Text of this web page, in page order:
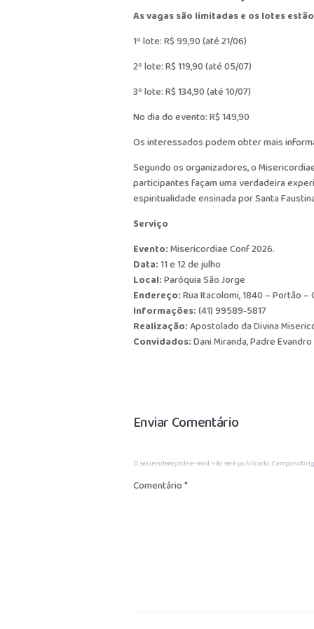
As vagas são limitadas e os lotes
1º lote: R$ 99,90 (até 21/06)
2º lote: R$ 119,90 (até 05/07)
3º lote: R$ 134,90 (até 10/07)
No dia do evento: R$ 149,90
Os interessados podem obter mais
Segundo os organizadores, o
participantes façam uma verdadeira
espiritualidade ensinada por Santa
Serviço
Evento:Misericordiae Conf 2026.
Data:11 e 12 de julho
Local:Paróquia São Jorge
Endereço:Rua Itacolomi, 1840 – Portão –
Informações:(41) 99589-5817
Realização:Apostolado da Divina
Convidados:Dani Miranda,Padre
Enviar Comentário
O seu endereço de e-mail não será publicado. Campos
Comentário*